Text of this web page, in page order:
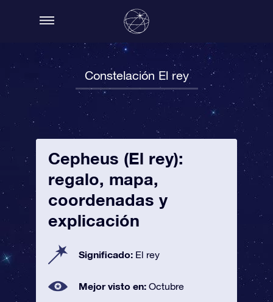
Constelación El rey
Cepheus (El rey):
regalo, mapa,
coordenadas y
explicación
Significado: El rey
Mejor visto en: Octubre